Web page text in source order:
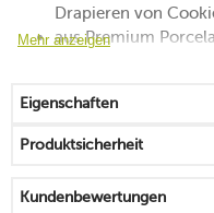
Drapieren von
aus Premium
Erfahrung
mikrowellengeeignet
Mehr anzeigen
Eigenschaften
Produktsicherheit
Kundenbewertungen